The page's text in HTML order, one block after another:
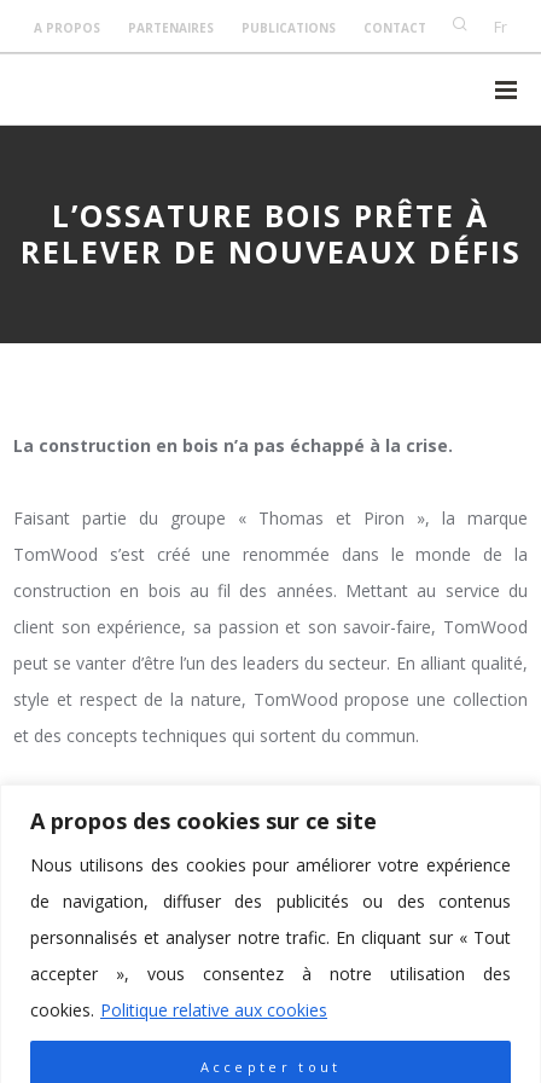
A propos des cookies sur ce site
Nous utilisons des cookies pour améliorer votre expérience
de navigation, diffuser des publicités ou des contenus
personnalisés et analyser notre trafic. En cliquant sur « Tout
accepter », vous consentez à notre utilisation des
cookies. Politique relative aux cookies
Accepter tout
A PROPOS PARTENAIRES PUBLICATIONS CONTACT Fr
L’OSSATURE BOIS PRÊTE À
RELEVER DE NOUVEAUX DÉFIS
La construction en bois n’a pas échappé à la crise.
Faisant partie du groupe « Thomas et Piron », la marque
TomWood s’est créé une renommée dans le monde de la
construction en bois au fil des années. Mettant au service du
client son expérience, sa passion et son savoir-faire, TomWood
peut se vanter d’être l’un des leaders du secteur. En alliant qualité,
style et respect de la nature, TomWood propose une collection
et des concepts techniques qui sortent du commun.
Lire la suite
3 SEPTEMBRE 2020 PAS DE COMMENTAIRES